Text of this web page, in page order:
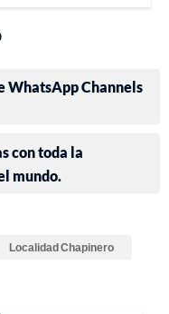
WhatsApp Channels
con toda la
mundo.
Localidad Chapinero